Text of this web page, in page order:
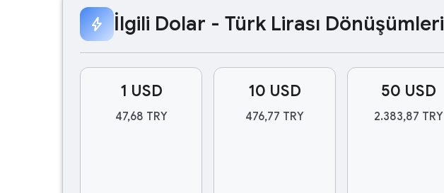
bolt İlgili Dolar - Türk Lirası Dönüşümleri
1 USD
47,68 TRY
10 USD
476,77 TRY
50 USD
2.383,87 TRY